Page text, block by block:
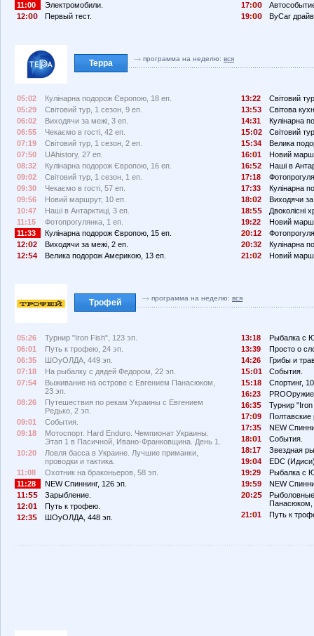
11:00
Электромобили.
12:
Первый тест.
17:
19:
ByCar
Терра программа на неделю: вся
05:02
Кулінарна подорож Європою, 18 еп.
05:29
Світовий тур, 1 сезон, 9 еп.
06:02
Виходячи за межі, 3 еп.
06:55
Чекаємо в гості, 42 еп.
07:19
Світовий тур, 1 сезон, 2 еп.
07:50
UAhistory, 27 еп.
08:32
Кулінарна подорож Європою, 16 еп.
09:02
Світовий тур, 1 сезон, 1 еп.
09:30
Чекаємо в гості, 57 еп.
09:56
Новий маршрут, 10 еп.
10:47
Наші в Антарктиці, 3 еп.
11:15
Фотопрогулянка, 1 еп.
11:33
Кулінарна подорож Європою, 15 еп.
12:
2
Виходячи за межі, 2 еп.
12:
4 Велика подорож Америкою, 13 еп.
13:22
Світовий
13:
3
Світова
14:31
Кулінарна
1
: 2
Світовий
1
:34
Велика
16:
1
Новий
16:
2
Наші в
17:18
17:33
Кулінарна
18:
2
Виходячи
18:
Двоколісні
19:22
Новий
2
:12
2
:32
Кулінарна
21:
2 Новий
Трофей программа на неделю: вся
05:26
Турнир "Iron Fish", 123 эп.
06:01
Путь к трофею, 24 эп.
06:35
ШОуОЛДА, 449 эп.
07:18
На рыбалку с дядей Федором, 22 эп.
07:54
Выживание на острове с Евгением Панасюком,
23 эп.
08:26
Путешествия по рекам Украины с Евгением
Редько, 2 эп.
09:01
События.
09:18
Мотоспорт. Hard Enduro. Чемпионат Украины.
Этап 1 в Пасичной, Ивано-Франковщина. День 1.
10:20
Ловля басса в Украине. Лучшие приманки,
проводки и тактика.
11:08
Охотник на браконьеров, 58 эп.
11:28
NEW Спиннинг, 126 эп.
11:
Зарыбление.
12:
1
Путь к трофею.
12:3
ШОуОЛДА, 448 эп.
13:18
Рыбалка с
13:39
Просто о
14:26
Грибы и
1
: 1
События.
1
:18
Спортинг,
16:23
16:3
Турнир
17:
9
Полтавские
17:3
NEW
18:
1
События.
18:17
Звездная
19:
4
EDC
19:29
Рыбалка с
19:
9
NEW
2
:2
Панасюком,
21:
1 Путь к